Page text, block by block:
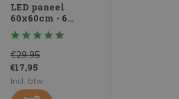
LED paneel
60x60cm - 6...
€29,95
€17,95
Incl. btw